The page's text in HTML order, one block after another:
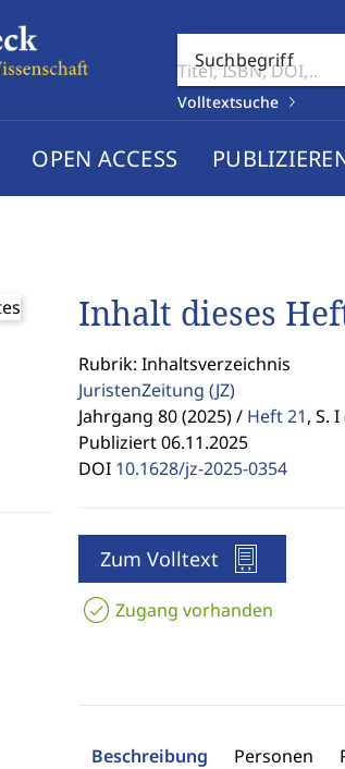
Suchbegriff
Volltextsuche
OPEN ACCESS
Inhalt dieses
Rubrik: Inhaltsverzeichnis
JuristenZeitung (JZ)
Jahrgang 80 (2025) / Heft 21, S. I
Publiziert 06.11.2025
DOI 10.1628/jz-2025-0354
Zum Volltext
Zugang vorhanden
Beschreibung Personen